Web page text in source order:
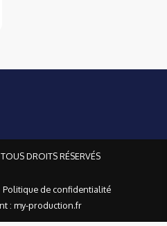
DROITS RÉSERVÉS
Politique de confidentialité
: my-production.fr